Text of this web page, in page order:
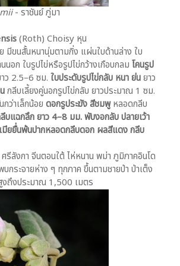
- ราชันย์ ภู่มา
(Roth) Choisy หุน
มีขนสั้นหนานุ่มตามกิ่ง แผ่นใบด้านล่าง ใบ
นอก ใบรูปไข่หรือรูปไข่กว้างเกือบกลม โคนรูป
ว 2.5–6 ซม. ใบประดับรูปไข่กลับ หนา ย่นยาว
กลีบเลี้ยงคู่นอกรูปไข่กลับ ยาวประมาณ 1 ซม.
ว่าเล็กน้อย ดอกรูประฆัง สีชมพูหลอดกลีบ
บแฉกลึก ยาว 4–8 มม. พับงอกลับ ปลายเว้า
มียยื่นพ้นปากหลอดกลีบดอก ผลสีแดง กลีบ
รีลังกา จีนตอนใต้ ไห่หนาน พม่า ภูมิภาคอินโด
บกระจายห่าง ๆ ทุกภาค ขึ้นตามชายป่า ป่าเต็ง
งถึงประมาณ 1,500 เมตร